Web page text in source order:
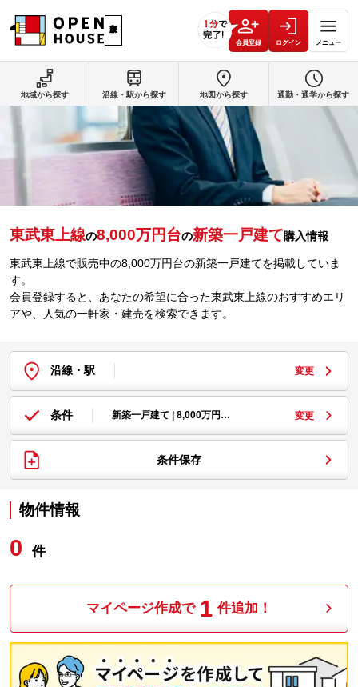
会員登録 ログイン メニュー
東武東上線の8,000万円台の新築一戸建て購入情報
東武東上線で販売中の8,000万円台の新築一戸建てを掲載していま
す。
会員登録すると、あなたの希望に合った東武東上線のおすすめエリ
アや、人気の一軒家・建売を検索できます。
沿線・駅 変更
条件 新築一戸建て | 8,000万円… 変更
条件保存
物件情報
0 件
マイページ作成で 1 件追加！
地域から探す 沿線・駅から探す 地図から探す 通勤・通学から探す